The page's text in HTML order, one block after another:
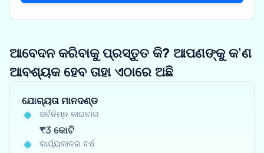
ଆବେଦନ କରିବାକୁ ପ୍ରସ୍ତୁତ କି? ଆପଣଙ୍କୁ କ’ଣ
ଆବଶ୍ୟକ ହେବ ତାହା ଏଠାରେ ଅଛି
ଯୋଗ୍ୟତା ମାନଦଣ୍ଡ
ସର୍ବନିମ୍ନ କାରବାର
₹3 କୋଟି
କାର୍ଯ୍ୟକାଳର ବର୍ଷ